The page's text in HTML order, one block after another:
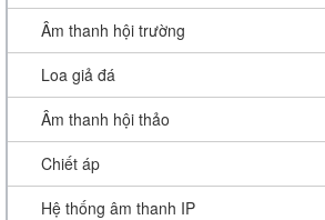
Âm thanh hội trường
Loa giả đá
Âm thanh hội thảo
Chiết áp
Hệ thống âm thanh IP